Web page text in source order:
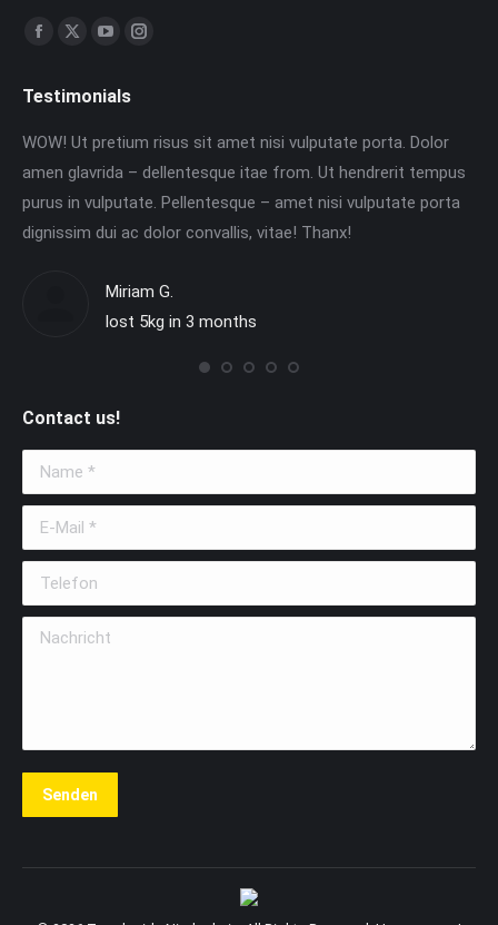
Finden Sie uns auf:
Facebook
opens
X
opens
YouTube
opens
Instagram
Testimonials
WOW! Ut pretium risus sit amet nisi vulputate porta. Dolor
amen glavrida – dellentesque itae from. Ut hendrerit tempus
purus in vulputate. Pellentesque – amet nisi vulputate porta
dignissim dui ac dolor convallis, vitae! Thanx!
Miriam G.
lost 5kg in 3 months
Contact us!
Name *
E-Mail *
Telefon
Nachricht
Senden